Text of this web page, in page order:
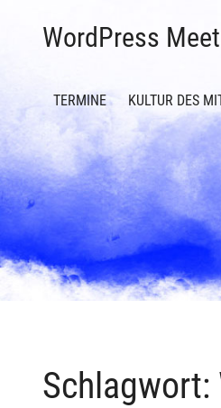
WordPress
TERMINE KULTUR DES
Schlagwort: